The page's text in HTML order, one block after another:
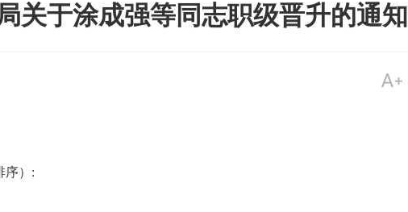
关于涂成强等同志职级晋升的通知

） :